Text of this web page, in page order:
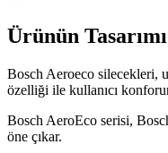
Ürünün
Bosch Aeroeco silecekleri,
özelliği ile kullanıcı
Bosch AeroEco serisi,
öne çıkar.